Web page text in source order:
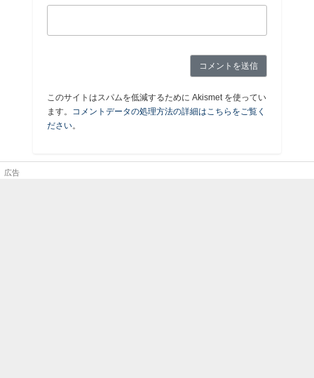
このサイトはスパムを低減するために Akismet を使ってい
ます。
コメントデータの処理方法の詳細はこちらをご覧く
ださい。